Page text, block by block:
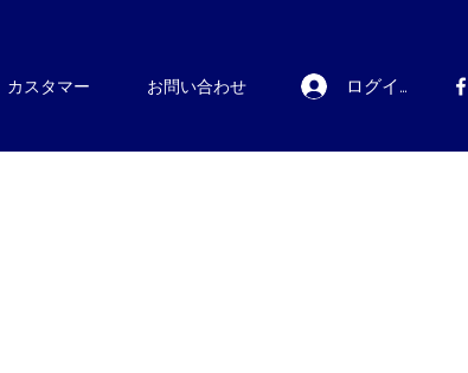
カスタマー お問い合わせ ログイン